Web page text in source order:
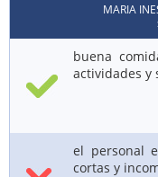
MARIA
buena
actividades y
el personal
cortas y